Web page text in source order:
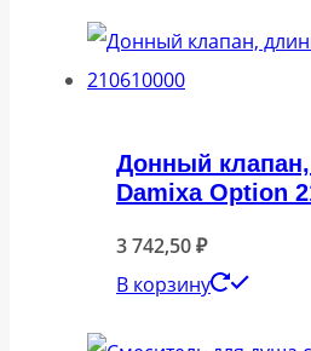
Донный
Damixa Option
3 742,50₽
В корзину